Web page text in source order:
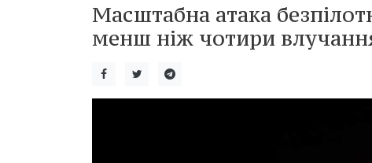
Масштабна атака
менш ніж чотири